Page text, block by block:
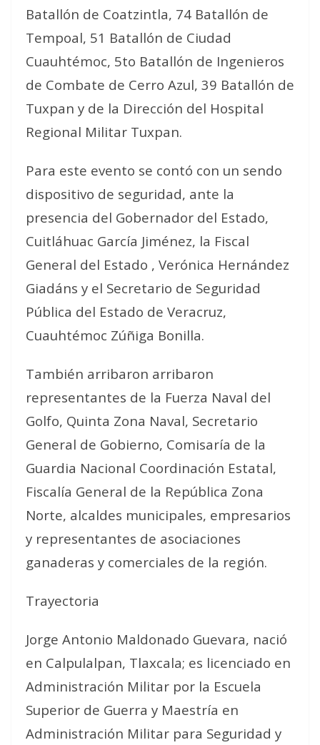
Batallón de Coatzintla, 74 Batallón de
Tempoal, 51 Batallón de Ciudad
Cuauhtémoc, 5to Batallón de Ingenieros
de Combate de Cerro Azul, 39 Batallón de
Tuxpan y de la Dirección del Hospital
Regional Militar Tuxpan.
Para este evento se contó con un sendo
dispositivo de seguridad, ante la
presencia del Gobernador del Estado,
Cuitláhuac García Jiménez, la Fiscal
General del Estado , Verónica Hernández
Giadáns y el Secretario de Seguridad
Pública del Estado de Veracruz,
Cuauhtémoc Zúñiga Bonilla.
También arribaron arribaron
representantes de la Fuerza Naval del
Golfo, Quinta Zona Naval, Secretario
General de Gobierno, Comisaría de la
Guardia Nacional Coordinación Estatal,
Fiscalía General de la República Zona
Norte, alcaldes municipales, empresarios
y representantes de asociaciones
ganaderas y comerciales de la región.
Trayectoria
Jorge Antonio Maldonado Guevara, nació
en Calpulalpan, Tlaxcala; es licenciado en
Administración Militar por la Escuela
Superior de Guerra y Maestría en
Administración Militar para Seguridad y